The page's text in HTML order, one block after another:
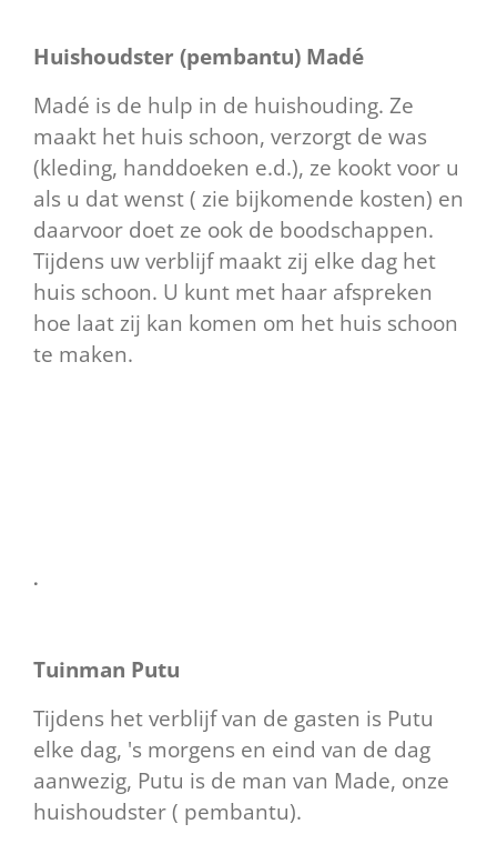
Huishoudster (pembantu) Madé
Madé is de hulp in de huishouding. Ze
maakt het huis schoon, verzorgt de was
(kleding, handdoeken e.d.), ze kookt voor u
als u dat wenst ( zie bijkomende kosten) en
daarvoor doet ze ook de boodschappen.
Tijdens uw verblijf maakt zij elke dag het
huis schoon. U kunt met haar afspreken
hoe laat zij kan komen om het huis schoon
te maken.
.
Tuinman Putu
Tijdens het verblijf van de gasten is Putu
elke dag, 's morgens en eind van de dag
aanwezig, Putu is de man van Made, onze
huishoudster ( pembantu).